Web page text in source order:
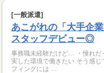
[一般派遣]
あこがれの「大手企
スタッフデビュー◎
事務職未経験だけど… ・憧れだ
実した環境で働きたい そう感じているあなたへ。 リクルートスタッ
フィングには ...